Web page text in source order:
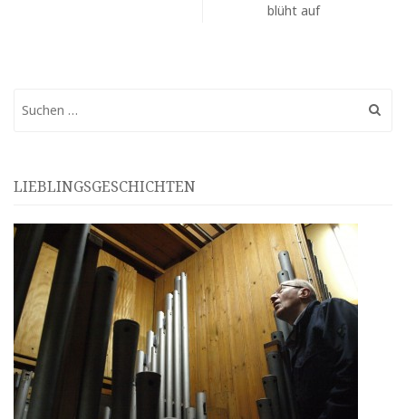
blüht auf
nach:
LIEBLINGSGESCHICHTEN